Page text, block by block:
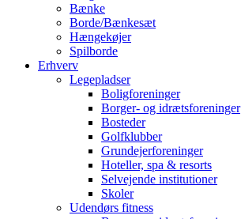
Bænke
Borde/Bænkesæt
Hængekøjer
Spilborde
Erhverv
Legepladser
Boligforeninger
Borger- og idrætsforeninger
Bosteder
Golfklubber
Grundejerforeninger
Hoteller, spa & resorts
Selvejende institutioner
Skoler
Udendørs fitness